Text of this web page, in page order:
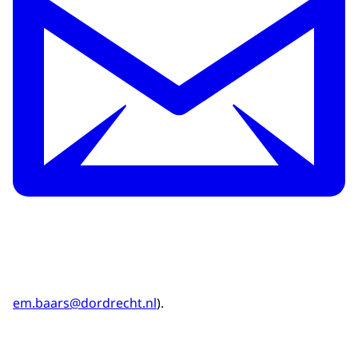
em.baars@dordrecht.nl).